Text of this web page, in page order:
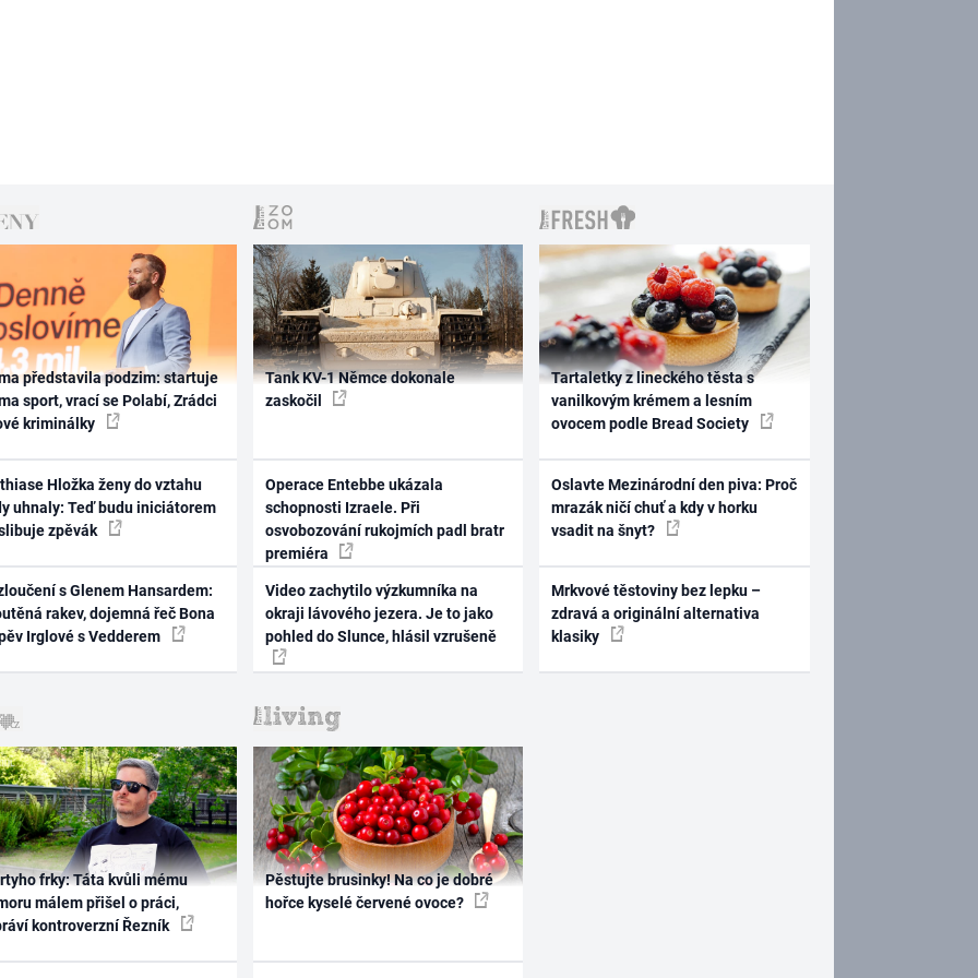
představila podzim: startuje
sport, vrací se Polabí, Zrádci
kriminálky
Hložka ženy do vztahu
uhnaly: Teď budu iniciátorem
zpěvák
s Glenem Hansardem:
rakev, dojemná řeč Bona
Irglové s Vedderem
Tank KV-1 Němce dokonale
zaskočil
Operace Entebbe ukázala
schopnosti Izraele. Při
osvobozování rukojmích padl bratr
premiéra
Video zachytilo výzkumníka na
okraji lávového jezera. Je to jako
pohled do Slunce, hlásil vzrušeně
Tartaletky z lineckého těsta s
vanilkovým krémem a lesním
ovocem podle Bread Society
Oslavte Mezinárodní den piva: Proč
mrazák ničí chuť a kdy v horku
vsadit na šnyt?
Mrkvové těstoviny bez lepku –
zdravá a originální alternativa
klasiky
frky: Táta kvůli mému
málem přišel o práci,
kontroverzní Řezník
Pěstujte brusinky! Na co je dobré
hořce kyselé červené ovoce?